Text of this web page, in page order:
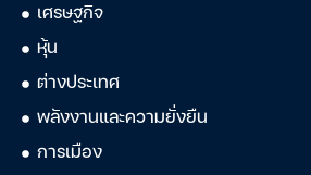
เศรษฐกิจ
หุ้น
ต่างประเทศ
พลังงานและความยั่งยืน
การเมือง